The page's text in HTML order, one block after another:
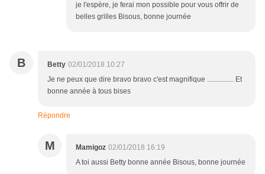
je l'espère, je ferai mon possible pour vous offrir de
belles grilles Bisous, bonne journée
B Betty 02/01/2018 10:27
Je ne peux que dire bravo bravo c'est magnifique ............... Et
bonne année à tous bises
Répondre
M Mamigoz 02/01/2018 16:19
A toi aussi Betty bonne année Bisous, bonne journée